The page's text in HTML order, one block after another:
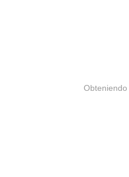
Obteniendo